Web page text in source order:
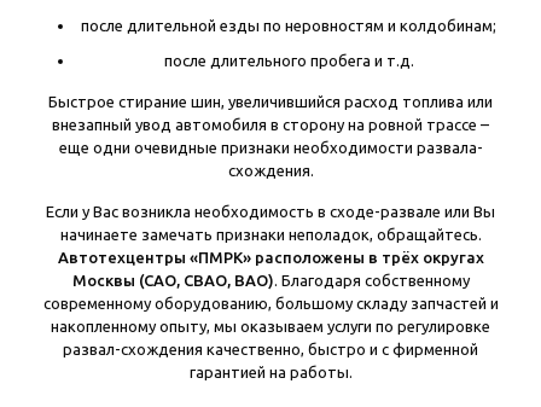
после длительной езды по неровностям и колдобинам;
после длительного пробега и т.д.
Быстрое стирание шин, увеличившийся расход топлива или
внезапный увод автомобиля в сторону на ровной трассе –
еще одни очевидные признаки необходимости развала-
схождения.
Если у Вас возникла необходимость в сходе-развале или Вы
начинаете замечать признаки неполадок, обращайтесь.
Автотехцентры «ПМРК» расположены в трёх округах
Москвы (САО, СВАО, ВАО) . Благодаря собственному
современному оборудованию, большому складу запчастей и
накопленному опыту, мы оказываем услуги по регулировке
развал-схождения качественно, быстро и с фирменной
гарантией на работы.